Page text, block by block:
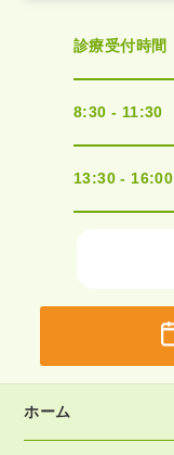
診療受付時間
8:30 - 11:30
13:30 - 16:00
ホーム